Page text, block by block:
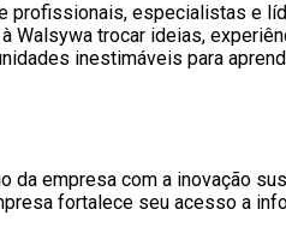
profissionais, especialistas e
trocar ideias,
inestimáveis para
empresa com a inovação
fortalece seu acesso a